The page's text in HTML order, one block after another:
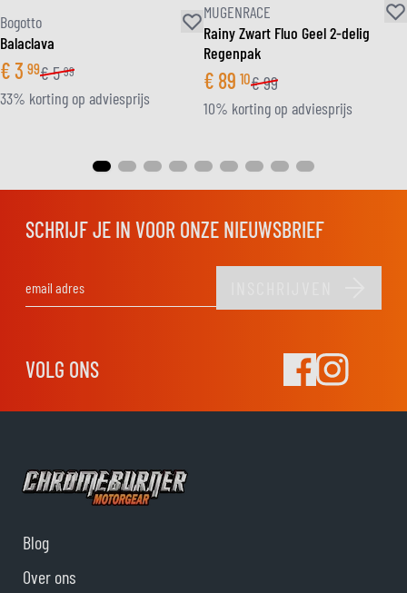
Bogotto
Balaclava
€3 99€5 99
33% korting op adviesprijs
MUGENRACE
Rainy Zwart Fluo Geel 2-delig
Regenpak
€ 89 10€99
10% korting op adviesprijs
SCHRIJF JE IN VOOR ONZE NIEUWSBRIEF
VOLG ONS
Blog
Over ons